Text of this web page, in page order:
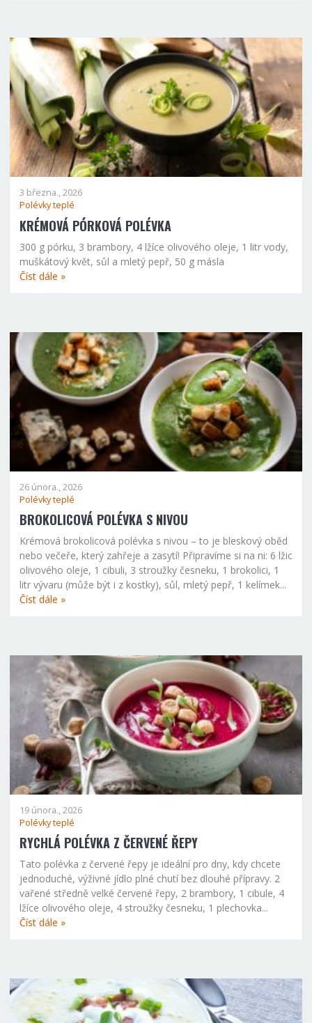
3 března., 2026
Polévky teplé
KRÉMOVÁ PÓRKOVÁ POLÉVKA
300 g pórku, 3 brambory, 4 lžíce olivového oleje, 1 litr vody,
muškátový květ, sůl a mletý pepř, 50 g másla
Číst dále »
26 února., 2026
Polévky teplé
BROKOLICOVÁ POLÉVKA S NIVOU
Krémová brokolicová polévka s nivou – to je bleskový oběd
nebo večeře, který zahřeje a zasytí! Připravíme si na ni: 6 lžic
olivového oleje, 1 cibuli, 3 stroužky česneku, 1 brokolici, 1
litr vývaru (může být i z kostky), sůl, mletý pepř, 1 kelímek...
Číst dále »
19 února., 2026
Polévky teplé
RYCHLÁ POLÉVKA Z ČERVENÉ ŘEPY
Tato polévka z červené řepy je ideální pro dny, kdy chcete
jednoduché, výživné jídlo plné chutí bez dlouhé přípravy. 2
vařené středně velké červené řepy, 2 brambory, 1 cibule, 4
lžíce olivového oleje, 4 stroužky česneku, 1 plechovka...
Číst dále »